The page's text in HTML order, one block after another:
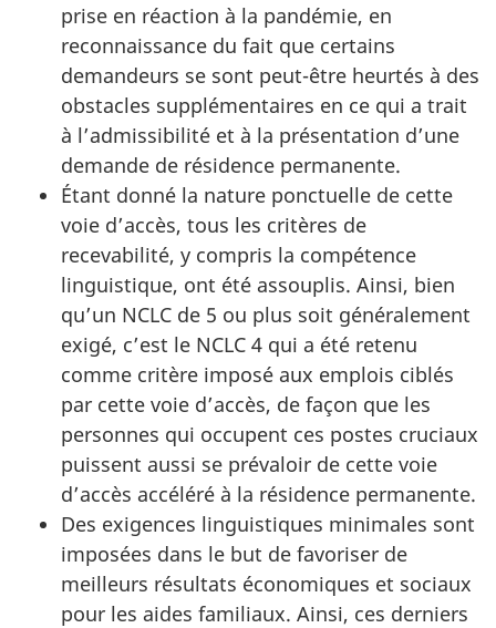
prise en réaction à la pandémie, en
reconnaissance du fait que certains
demandeurs se sont peut-être heurtés à des
obstacles supplémentaires en ce qui a trait
à l’admissibilité et à la présentation d’une
demande de résidence permanente.
Étant donné la nature ponctuelle de cette
voie d’accès, tous les critères de
recevabilité, y compris la compétence
linguistique, ont été assouplis. Ainsi, bien
qu’un NCLC de 5 ou plus soit généralement
exigé, c’est le NCLC 4 qui a été retenu
comme critère imposé aux emplois ciblés
par cette voie d’accès, de façon que les
personnes qui occupent ces postes cruciaux
puissent aussi se prévaloir de cette voie
d’accès accéléré à la résidence permanente.
Des exigences linguistiques minimales sont
imposées dans le but de favoriser de
meilleurs résultats économiques et sociaux
pour les aides familiaux. Ainsi, ces derniers